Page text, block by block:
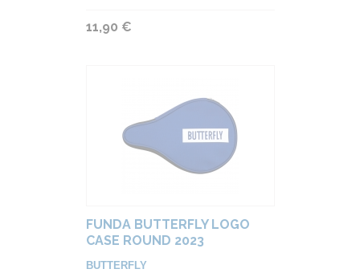
11,90 €
FUNDA BUTTERFLY LOGO
CASE ROUND 2023
BUTTERFLY